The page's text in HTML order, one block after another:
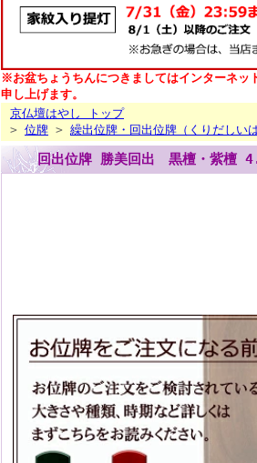
※お盆ちょうちんにつきましてはインターネッ
申し上げます。
京仏壇はやし トップ
> 位牌 > 繰出位牌・回出位牌（くりだしいは
回出位牌 勝美回出 黒檀・紫檀